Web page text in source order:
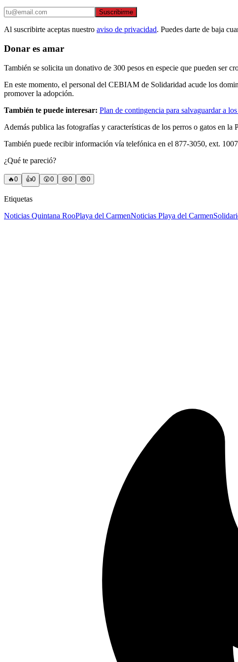
Suscribirme
Al suscribirte aceptas nuestro aviso de privacidad. Puedes darte de baja
Donar es amar
También se solicita un donativo de 300 pesos en especie que pueden ser
En este momento, el personal del CEBIAM de Solidaridad acude los
promover la adopción.
También te puede interesar: Plan de contingencia para salvaguardar a
Además publica las fotografías y características de los perros o gatos en
También puede recibir información vía telefónica en el 877-3050, ext.
¿Qué te pareció?
🔥0 👍0 😲0 😢0 😠0
Etiquetas
Noticias Quintana RooPlaya del CarmenNoticias Playa del Carmen